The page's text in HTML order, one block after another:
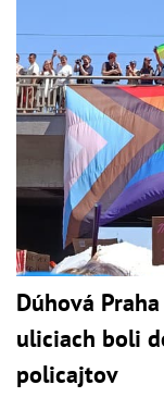
Dúhová
uliciach boli
policajtov